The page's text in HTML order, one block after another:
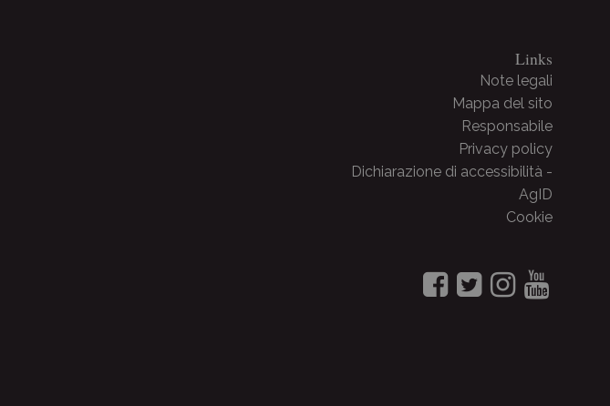
Links
Note legali
Mappa del sito
Responsabile
Privacy policy
Dichiarazione di accessibilità -
AgID
Cookie